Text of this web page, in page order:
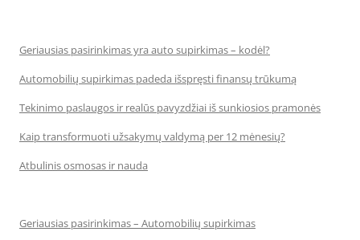
Geriausias pasirinkimas yra auto supirkimas – kodėl?
Automobilių supirkimas padeda išspręsti finansų trūkumą
Tekinimo paslaugos ir realūs pavyzdžiai iš sunkiosios pramonės
Kaip transformuoti užsakymų valdymą per 12 mėnesių?
Atbulinis osmosas ir nauda
Geriausias pasirinkimas – Automobilių supirkimas